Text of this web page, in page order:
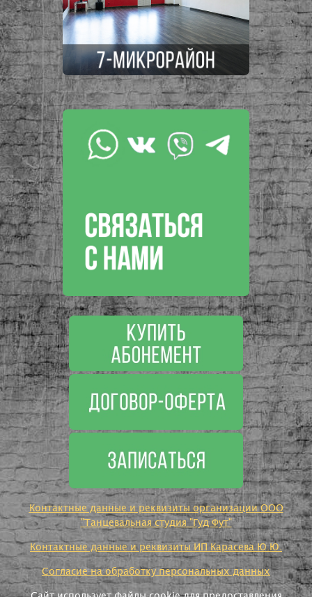
Контактные данные и реквизиты организации ООО
"Танцевальная студия "Гуд Фут"
Контактные данные и реквизиты ИП Карасева Ю.Ю.
Согласие на обработку персональных данных